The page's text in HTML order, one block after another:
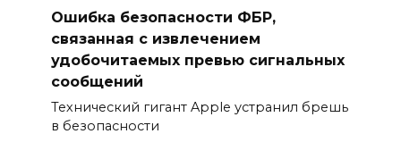
Ошибка безопасности ФБР,
связанная с извлечением
удобочитаемых превью сигнальных
сообщений
Технический гигант Apple устранил брешь
в безопасности